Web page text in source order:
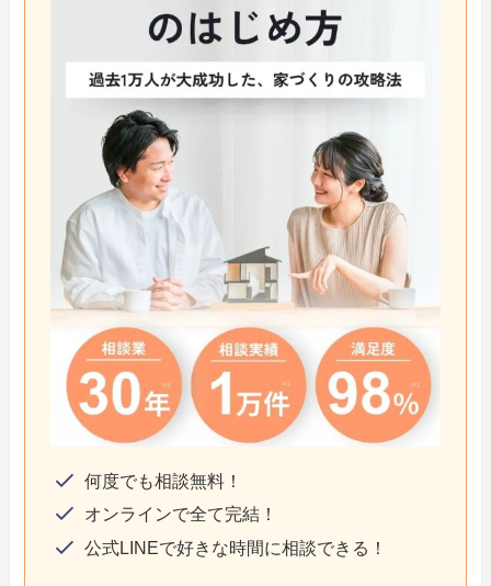
何度でも相談無料！
オンラインで全て完結！
公式LINEで好きな時間に相談できる！